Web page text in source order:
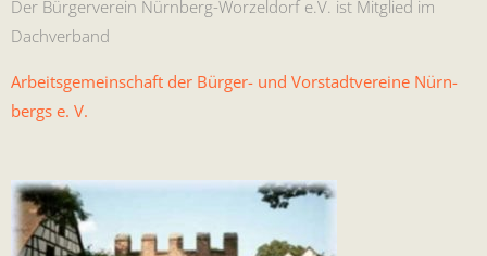
Der Bürg­ervere­in Nürn­berg-Worzel­dorf e.V. ist Mit­glied im
Dachverband
Arbeits­ge­mein­schaft der Bürg­er- und Vorstadtvere­ine Nürn­
bergs e. V.